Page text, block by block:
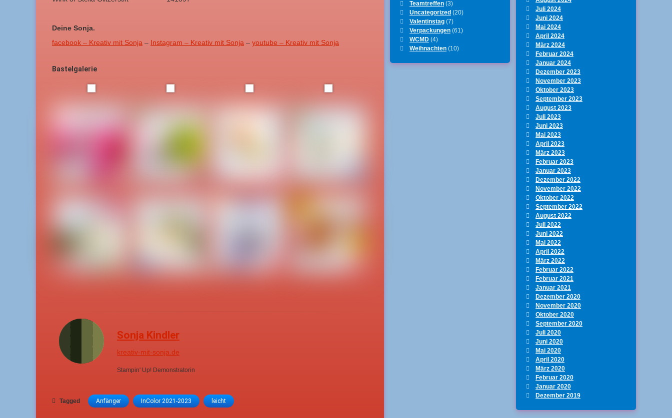
Deine Sonja.
facebook – Kreativ mit Sonja – Instagram – Kreativ mit Sonja – youtube – Kreativ mit Sonja
Bastelgalerie
Sonja Kindler
kreativ-mit-sonja.de
Stampin' Up! Demonstratorin
Tagged Anfänger InColor 2021-2023 leicht
Teamtreffen(3)
Uncategorized(20)
Valentinstag(7)
Verpackungen(61)
WCMD(4)
Weihnachten(10)
Juli 2024
Juni 2024
Mai 2024
April 2024
März 2024
Februar 2024
Januar 2024
Dezember 2023
November 2023
Oktober 2023
September 2023
August 2023
Juli 2023
Juni 2023
Mai 2023
April 2023
März 2023
Februar 2023
Januar 2023
Dezember 2022
November 2022
Oktober 2022
September 2022
August 2022
Juli 2022
Juni 2022
Mai 2022
April 2022
März 2022
Februar 2022
Februar 2021
Januar 2021
Dezember 2020
November 2020
Oktober 2020
September 2020
Juli 2020
Juni 2020
Mai 2020
April 2020
März 2020
Februar 2020
Januar 2020
Dezember 2019